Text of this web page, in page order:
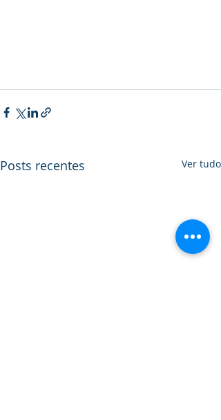
Posts recentes Ver tudo